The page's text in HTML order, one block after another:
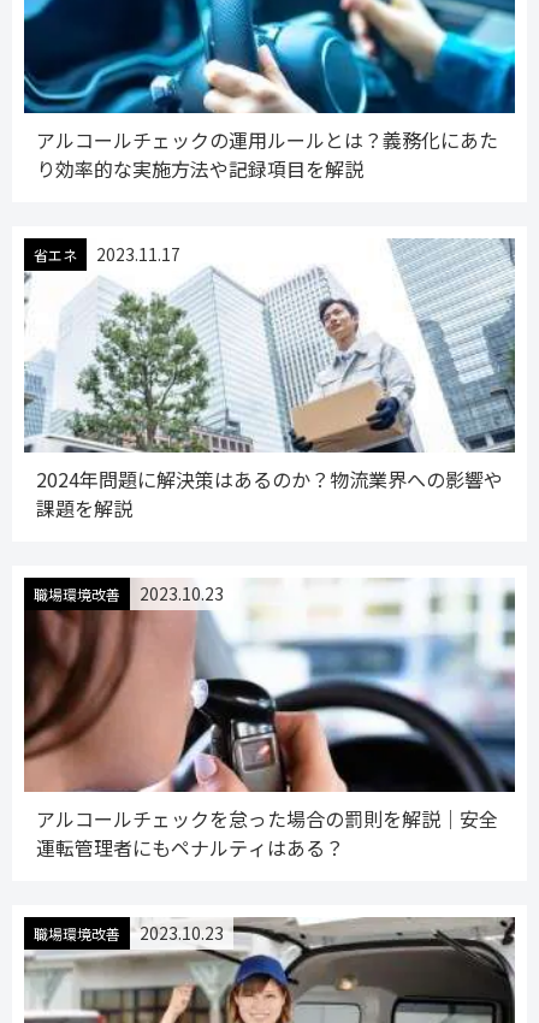
アルコールチェックの運用ルールとは？義務化にあた
り効率的な実施方法や記録項目を解説
省エネ 2023.11.17
2024年問題に解決策はあるのか？物流業界への影響や
課題を解説
職場環境改善 2023.10.23
アルコールチェックを怠った場合の罰則を解説｜安全
運転管理者にもペナルティはある？
職場環境改善 2023.10.23